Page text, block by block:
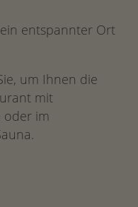
entspannter Ort
um Ihnen die
mit
oder im